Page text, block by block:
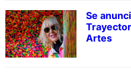
Se
Artes